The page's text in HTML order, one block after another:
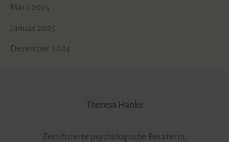
März 2025
Januar 2025
Dezember 2024
Theresa Hanke
Zertifizierte psychologische Beraterin,